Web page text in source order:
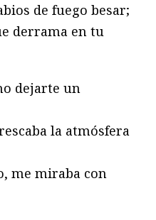
de fuego besar;
derrama en tu
dejarte un
la atmósfera
me miraba con